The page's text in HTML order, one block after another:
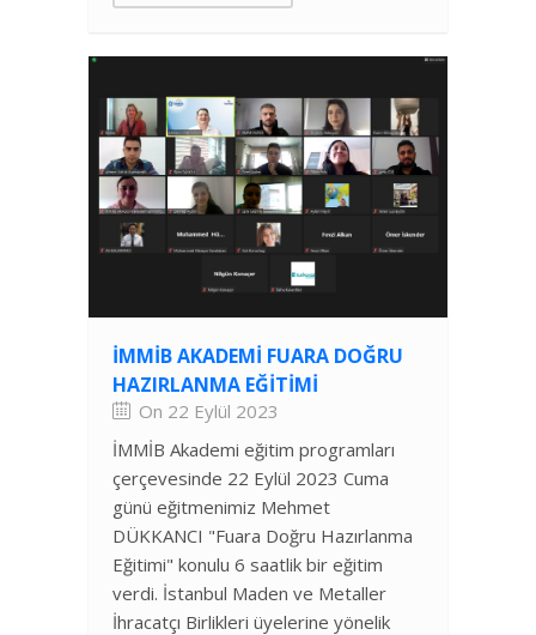
İMMİB AKADEMİ FUARA DOĞRU
HAZIRLANMA EĞITIMI
On 22 Eylül 2023
İMMİB Akademi eğitim programları
çerçevesinde 22 Eylül 2023 Cuma
günü eğitmenimiz Mehmet
DÜKKANCI "Fuara Doğru Hazırlanma
Eğitimi" konulu 6 saatlik bir eğitim
verdi. İstanbul Maden ve Metaller
İhracatçı Birlikleri üyelerine yönelik